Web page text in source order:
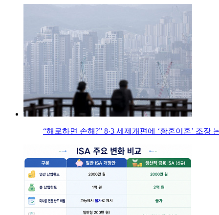
“해로하면 손해?” 8·3 세제개편에 ‘황혼이혼’ 조장